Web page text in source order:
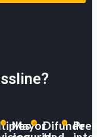
MayorDifunde